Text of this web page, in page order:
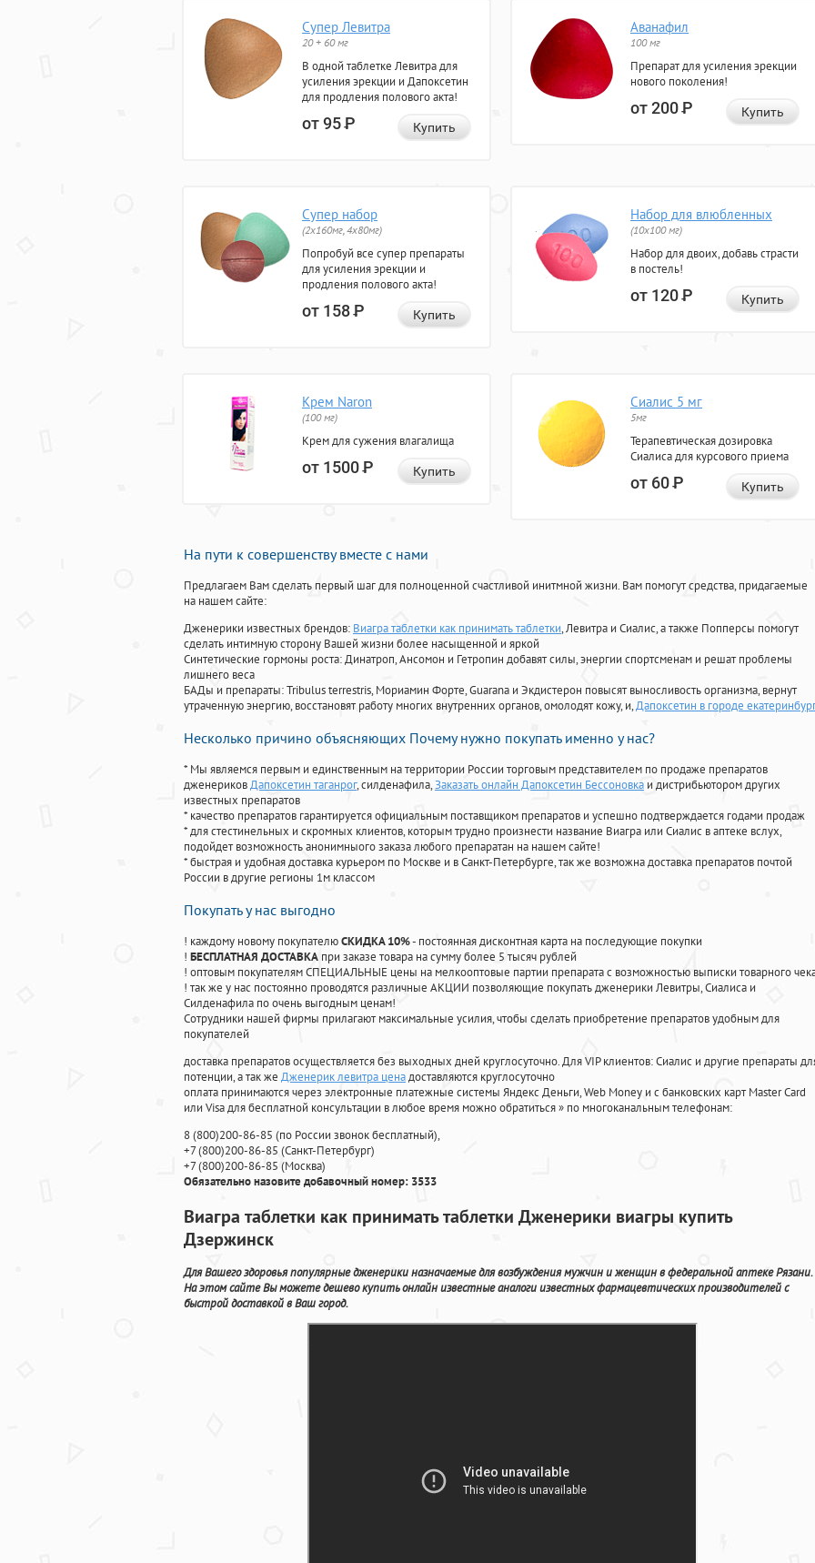
Супер Левитра
20 + 60 мг
В одной таблетке Левитра для
усиления эрекции и Дапоксетин
для продления полового акта!
от 95Р Купить
Аванафил
100 мг
Препарат для усиления эрекции
нового поколения!
от 200Р Купить
Супер набор
(2х160мг, 4х80мг)
Попробуй все супер препараты
для усиления эрекции и
продления полового акта!
от 158Р Купить
Набор для влюбленных
(10х100 мг)
Набор для двоих, добавь страсти
в постель!
от 120Р Купить
Крем Naron
(100 мг)
Крем для сужения влагалища
от 1500Р Купить
Сиалис 5 мг
5мг
Терапевтическая дозировка
Сиалиса для курсового приема
от 60Р Купить
На пути к совершенству вместе с нами
Предлагаем Вам сделать первый шаг для полноценной счастливой инитмной жизни. Вам помогут средства, придагаемые
на нашем сайте:
Дженерики известных брендов: Виагра таблетки как принимать таблетки, Левитра и Сиалис, а также Попперсы помогут
сделать интимную сторону Вашей жизни более насыщенной и яркой
Синтетические гормоны роста: Динатроп, Ансомон и Гетропин добавят силы, энергии спортсменам и решат проблемы
лишнего веса
БАДы и препараты:Tribulus terrestris, Мориамин Форте, Guarana и Экдистерон повысят выносливость организма, вернут
утраченную энергию, восстановят работу многих внутренних органов, омолодят кожу, и,Дапоксетин в городе екатеринбург
Несколько причино объясняющих Почему нужно покупать именно у нас?
* Мы являемся первым и единственным на территории России торговым представителем по продаже препаратов
дженериковДапоксетин таганрог, силденафила,Заказать онлайн Дапоксетин Бессоновка и дистрибьютором других
известных препаратов
* качество препаратов гарантируется официальным поставщиком препаратов и успешно подтверждается годами продаж
* для стестинельных и скромных клиентов, которым трудно произнести название Виагра или Сиалис в аптеке вслух,
подойдет возможность анонимныого заказа любого препаратан на нашем сайте!
* быстрая и удобная доставка курьером по Москве и в Санкт-Петербурге, так же возможна доставка препаратов почтой
России в другие регионы 1м классом
Покупать у нас выгодно
! каждому новому покупателюСКИДКА 10%- постоянная дисконтная карта на последующие покупки
! БЕСПЛАТНАЯ ДОСТАВКА при заказе товара на сумму более 5 тысяч рублей
! оптовым покупателям СПЕЦИАЛЬНЫЕ цены на мелкооптовые партии препарата с возможностью выписки товарного
! так же у нас постоянно проводятся различные АКЦИИ позволяющие покупать дженерики Левитры, Сиалиса и
Силденафила по очень выгодным ценам!
Cотрудники нашей фирмы прилагают максимальные усилия, чтобы сделать приобретение препаратов удобным для
покупателей
доставка препаратов осуществляется без выходных дней круглосуточно. Для VIP клиентов: Сиалис и другие препараты
потенции, а так же Дженерик левитра ценадоставляются круглосуточно
оплата принимаются через электронные платежные системы Яндекс Деньги, Web Money и с банковских карт Master Card
или Visa для бесплатной консультации в любое время можно обратиться» по многоканальным телефонам:
8(800)200-86-85 (по России звонок бесплатный),
+7(800)200-86-85 (Санкт-Петербург)
+7(800)200-86-85 (Москва)
Обязательно назовите добавочный номер: 3533
Виагра таблетки как принимать таблетки Дженерики виагры купить
Дзержинск
Для Вашего здоровья популярные дженерики назначаемые для возбуждения мужчин и женщин в федеральной аптеке Рязани.
На этом сайте Вы можете дешево купить онлайн известные аналоги известных фармацевтических производителей с
быстрой доставкой в Ваш город.